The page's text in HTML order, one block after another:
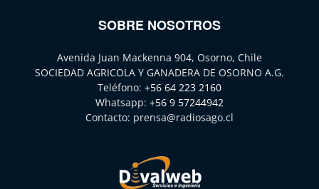
SOBRE NOSOTROS
Avenida Juan Mackenna 904, Osorno, Chile
SOCIEDAD AGRICOLA Y GANADERA DE OSORNO A.G.
Teléfono: +56 64 223 2160
Whatsapp: +56 9 57244942
Contacto: prensa@radiosago.cl